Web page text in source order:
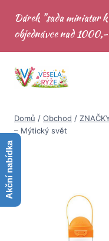
obsah
Dárek "sada miniatur
objednávce nad 1000,-
Domů / Obchod /
– Mýtický svět
Akční nabídka